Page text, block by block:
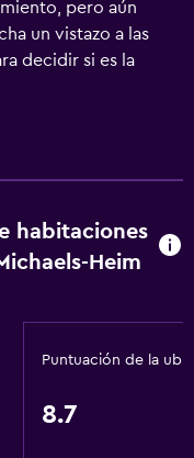
pero aún
un vistazo a las
decidir si es la
habitaciones
Heim
Puntuación de la
8.7